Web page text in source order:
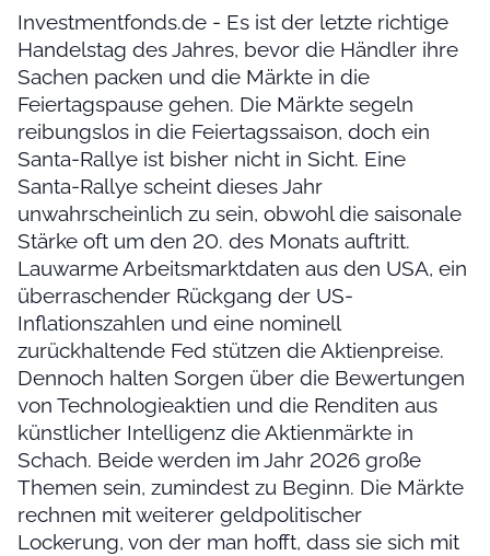
Investmentfonds.de - Es ist der letzte richtige
Handelstag des Jahres, bevor die Händler ihre
Sachen packen und die Märkte in die
Feiertagspause gehen. Die Märkte segeln
reibungslos in die Feiertagssaison, doch ein
Santa-Rallye ist bisher nicht in Sicht. Eine
Santa-Rallye scheint dieses Jahr
unwahrscheinlich zu sein, obwohl die saisonale
Stärke oft um den 20. des Monats auftritt.
Lauwarme Arbeitsmarktdaten aus den USA, ein
überraschender Rückgang der US-
Inflationszahlen und eine nominell
zurückhaltende Fed stützen die Aktienpreise.
Dennoch halten Sorgen über die Bewertungen
von Technologieaktien und die Renditen aus
künstlicher Intelligenz die Aktienmärkte in
Schach. Beide werden im Jahr 2026 große
Themen sein, zumindest zu Beginn. Die Märkte
rechnen mit weiterer geldpolitischer
Lockerung, von der man hofft, dass sie sich mit